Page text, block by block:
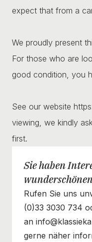
expect that from a
We proudly present
For those who are
good condition, you
See our website
viewing, we kindly
first.
Sie haben
Rufen Sie uns
(0)33 3030 734
an
gerne näher